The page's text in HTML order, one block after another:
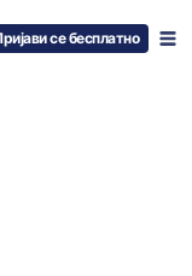
се бесплатно